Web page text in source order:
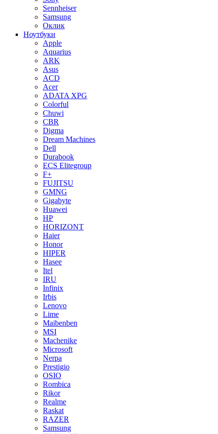
Sennheiser
Samsung
Оклик
Ноутбуки
Apple
Aquarius
ARK
Asus
ACD
Acer
ADATA XPG
Colorful
Chuwi
CBR
Digma
Dream Machines
Dell
Durabook
ECS Elitegroup
F+
FUJITSU
GMNG
Gigabyte
Huawei
HP
HORIZONT
Haier
Honor
HIPER
Hasee
Itel
IRU
Infinix
Irbis
Lenovo
Lime
Maibenben
MSI
Machenike
Microsoft
Nerpa
Prestigio
OSIO
Rombica
Rikor
Realme
Raskat
RAZER
Samsung